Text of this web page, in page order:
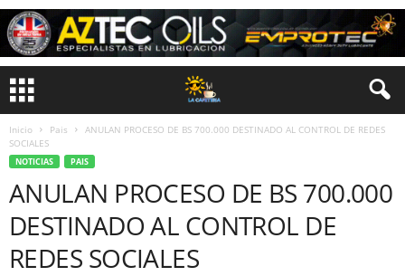
Inicio Pais
ANULAN PROCESO DE BS 700.000 DESTINADO AL CONTROL DE REDES
SOCIALES
NOTICIAS PAIS
ANULAN PROCESO DE BS 700.000
DESTINADO AL CONTROL DE
REDES SOCIALES